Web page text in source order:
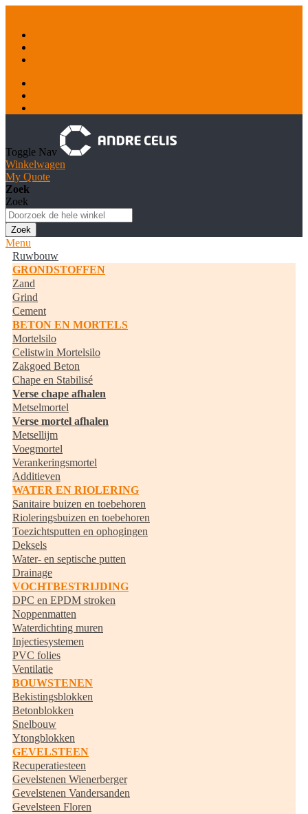
Toggle Nav
Winkelwagen
My Quote
Zoek
Zoek
Zoek
Menu
Ruwbouw
GRONDSTOFFEN
Zand
Grind
Cement
BETON EN MORTELS
Mortelsilo
Celistwin Mortelsilo
Zakgoed Beton
Chape en Stabilisé
Verse chape afhalen
Metselmortel
Verse mortel afhalen
Metsellijm
Voegmortel
Verankeringsmortel
Additieven
WATER EN RIOLERING
Sanitaire buizen en toebehoren
Rioleringsbuizen en toebehoren
Toezichtsputten en ophogingen
Deksels
Water- en septische putten
Drainage
VOCHTBESTRIJDING
DPC en EPDM stroken
Noppenmatten
Waterdichting muren
Injectiesystemen
PVC folies
Ventilatie
BOUWSTENEN
Bekistingsblokken
Betonblokken
Snelbouw
Ytongblokken
GEVELSTEEN
Recuperatiesteen
Gevelstenen Wienerberger
Gevelstenen Vandersanden
Gevelsteen Floren